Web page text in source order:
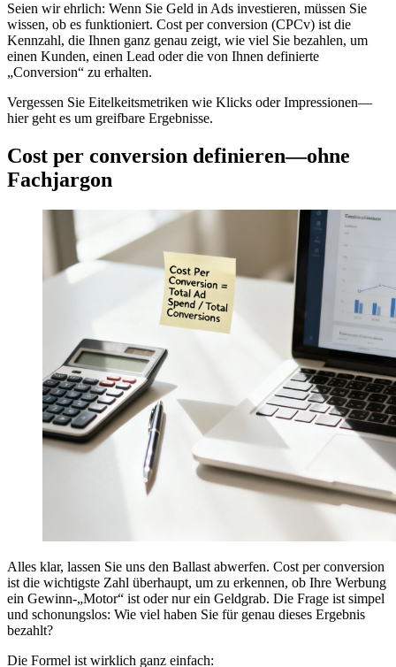
Seien wir ehrlich: Wenn Sie Geld in Ads investieren, müssen Sie
wissen, ob es funktioniert. Cost per conversion (CPCv) ist die
Kennzahl, die Ihnen ganz genau zeigt, wie viel Sie bezahlen, um
einen Kunden, einen Lead oder die von Ihnen definierte
„Conversion“ zu erhalten.
Vergessen Sie Eitelkeitsmetriken wie Klicks oder Impressionen—
hier geht es um greifbare Ergebnisse.
Cost per conversion definieren—ohne
Fachjargon
Alles klar, lassen Sie uns den Ballast abwerfen. Cost per conversion
ist die wichtigste Zahl überhaupt, um zu erkennen, ob Ihre Werbung
ein Gewinn-„Motor“ ist oder nur ein Geldgrab. Die Frage ist simpel
und schonungslos: Wie viel haben Sie für genau dieses Ergebnis
bezahlt?
Die Formel ist wirklich ganz einfach: